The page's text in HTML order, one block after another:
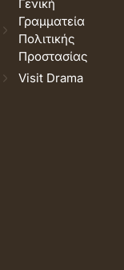
Γενική
Γραμματεία
Πολιτικής
Προστασίας
Visit Drama